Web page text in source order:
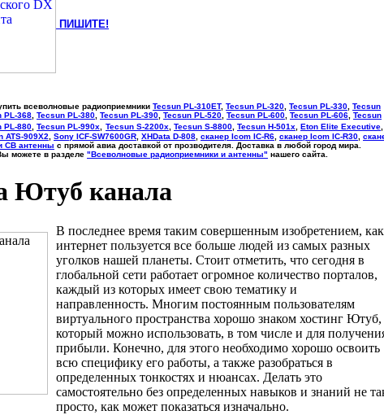
ПИШИТЕ!
всеволновые радиоприемники Tecsun PL-310ET, Tecsun PL-320 Tecsun PL-330 Tecsun
PL-368 Tecsun PL-380 Tecsun PL-390 Tecsun PL-520 Tecsun PL-600 Tecsun PL-606 Tecsun
PL-880 Tecsun PL-990x Tecsun S-2200x Tecsun S-8800 Tecsun H-501x Eton Elite Executive
ATS-909X2 Sony ICF-SW7600GR XHData D-808 сканер Icom IC-R6 сканер Icom IC-R30
СВ антенны с прямой авиа доставкой от прозводителя. Доставка в любой город мира.
можете в разделе "Всеволновые радиоприемники и антенны" нашего сайта.
Ютуб канала
В последнее время таким совершенным изобретением, как
интернет пользуется все больше людей из самых разных
уголков нашей планеты. Стоит отметить, что сегодня в
глобальной сети работает огромное количество порталов,
каждый из которых имеет свою тематику и
направленность. Многим постоянным пользователям
виртуального пространства хорошо знаком хостинг Ютуб,
который можно использовать, в том числе и для
прибыли. Конечно, для этого необходимо хорошо освоить
всю специфику его работы, а также разобраться в
определенных тонкостях и нюансах. Делать это
самостоятельно без определенных навыков и знаний не
просто, как может показаться изначально.